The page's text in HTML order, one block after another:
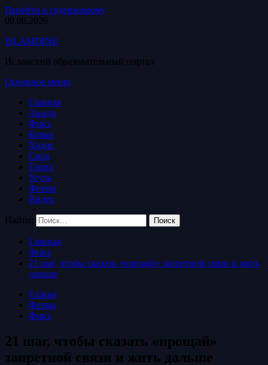
Перейти к содержимому
09.08.2026
ISLAMDINR
Исламский образовательный портал
Основное меню
Главная
Акыда
Фикх
Коран
Хадис
Сира
Тарих
Усуль
Фетвы
Видео
Найти:
Главная
Фикх
21 шаг, чтобы сказать «прощай» запретной связи и жить
дальше
Тазкия
Фетвы
Фикх
21 шаг, чтобы сказать «прощай»
запретной связи и жить дальше